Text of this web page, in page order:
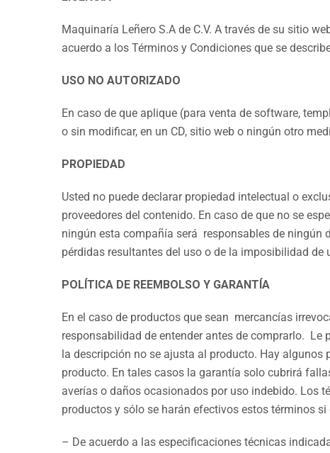
Maquinaría Leñero S.A de C.V. A través de su sitio
acuerdo a los Términos y Condiciones que se
USO NO AUTORIZADO
En caso de que aplique (para venta de software,
o sin modificar, en un CD, sitio web o ningún otro
PROPIEDAD
Usted no puede declarar propiedad intelectual o
proveedores del contenido. En caso de que no se
ningún esta compañía será responsables de ningún
pérdidas resultantes del uso o de la imposibilidad de
POLÍTICA DE REEMBOLSO Y GARANTÍA
En el caso de productos que sean mercancías
responsabilidad de entender antes de comprarlo.
la descripción no se ajusta al producto. Hay algunos
producto. En tales casos la garantía solo cubrirá
averías o daños ocasionados por uso indebido. Los
productos y sólo se harán efectivos estos términos
– De acuerdo a las especificaciones técnicas